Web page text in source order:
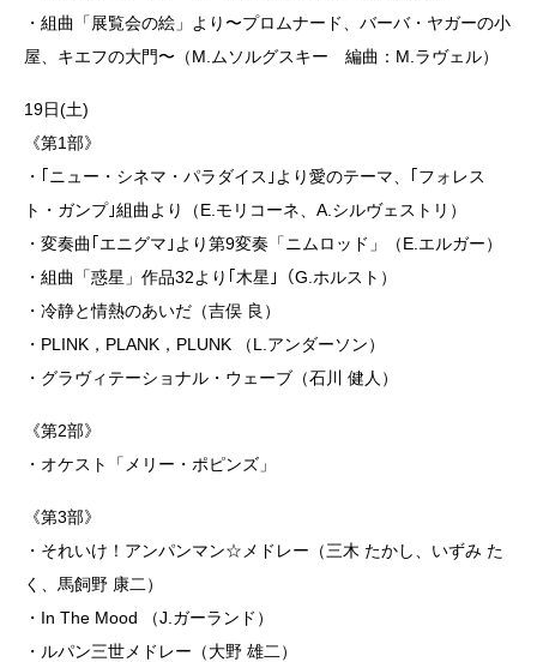
・組曲「展覧会の絵」より〜プロムナード、バーバ・ヤガーの小
屋、キエフの大門〜（M.ムソルグスキー 編曲：M.ラヴェル）
19日(土)
《第1部》
・｢ニュー・シネマ・パラダイス｣より愛のテーマ、｢フォレス
ト・ガンプ｣組曲より（E.モリコーネ、A.シルヴェストリ）
・変奏曲｢エニグマ｣より第9変奏「ニムロッド」（E.エルガー）
・組曲「惑星」作品32より｢木星｣（G.ホルスト）
・冷静と情熱のあいだ（吉俣 良）
・PLINK，PLANK，PLUNK （L.アンダーソン）
・グラヴィテーショナル・ウェーブ（石川 健人）
《第2部》
・オケスト「メリー・ポピンズ」
《第3部》
・それいけ！アンパンマン☆メドレー（三木 たかし、いずみ た
く、馬飼野 康二）
・In The Mood （J.ガーランド）
・ルパン三世メドレー（大野 雄二）